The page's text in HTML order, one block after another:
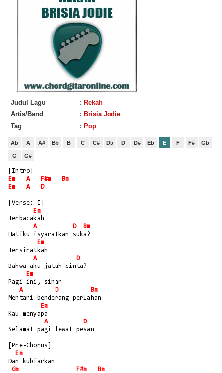
Judul Lagu : Rekah
Artis/Band
: Brisia Jodie
Tag
: Pop
Ab A A# Bb B C C# Db D D# Eb E F F# Gb
G G#
[Intro]
Em
A F#m
Bm
Em
A D
[Verse: I]
Em
Terbacakah
A
D
Bm
Hatiku isyaratkan suka?
Em
Tersiratkah
A
D
Bahwa aku jatuh cinta?
Em
Pagi ini, sinar
A
D
Bm
Mentari benderang perlahan
Em
Kau menyapa
A
D
Selamat pagi lewat pesan
[Pre-Chorus]
Em
Dan kubiarkan
Gm
F#m
Bm